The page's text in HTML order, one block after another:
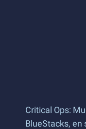
Critical Ops:
BlueStacks, en